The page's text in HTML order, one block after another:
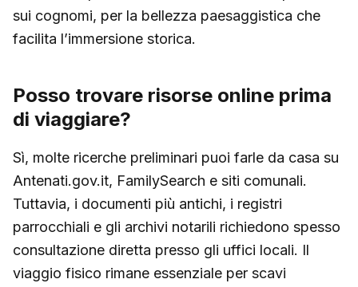
sui cognomi, per la bellezza paesaggistica che
facilita l’immersione storica.
Posso trovare risorse online prima
di viaggiare?
Sì, molte ricerche preliminari puoi farle da casa su
Antenati.gov.it, FamilySearch e siti comunali.
Tuttavia, i documenti più antichi, i registri
parrocchiali e gli archivi notarili richiedono spesso
consultazione diretta presso gli uffici locali. Il
viaggio fisico rimane essenziale per scavi